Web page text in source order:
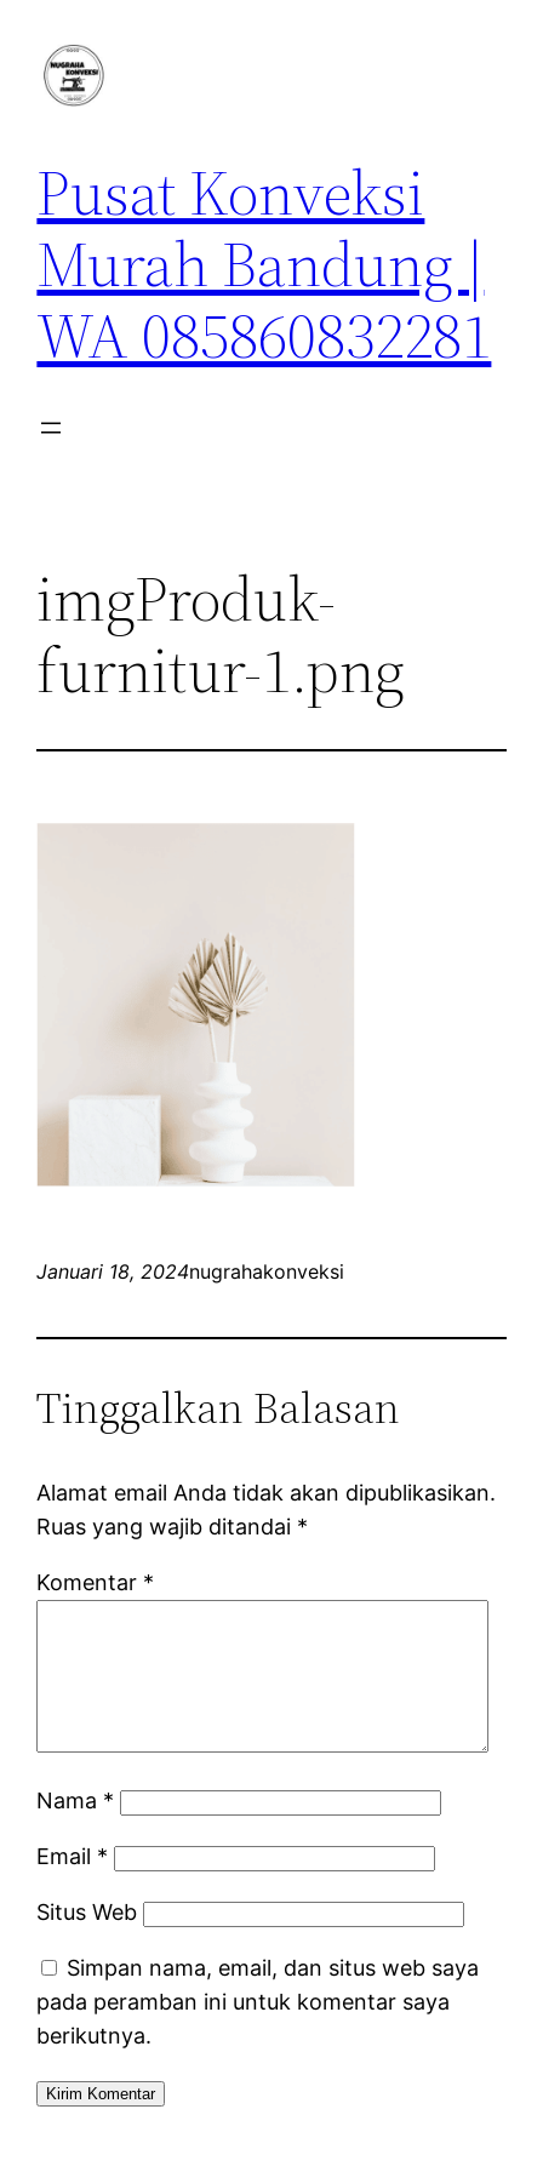
konten
Pusat Konveksi
Murah Bandung |
WA 085860832281
imgProduk-
furnitur-1.png
Januari 18, 2024nugrahakonveksi
Tinggalkan Balasan
Alamat email Anda tidak akan dipublikasikan.
Ruas yang wajib ditandai *
Komentar *
Nama *
Email *
Situs Web
Simpan nama, email, dan situs web saya
pada peramban ini untuk komentar saya
berikutnya.